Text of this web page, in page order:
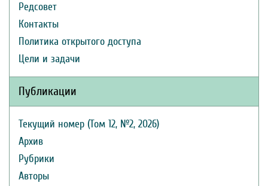
Редсовет
Контакты
Политика открытого доступа
Цели и задачи
Публикации
Текущий номер (Том 12, №2, 2026)
Архив
Рубрики
Авторы